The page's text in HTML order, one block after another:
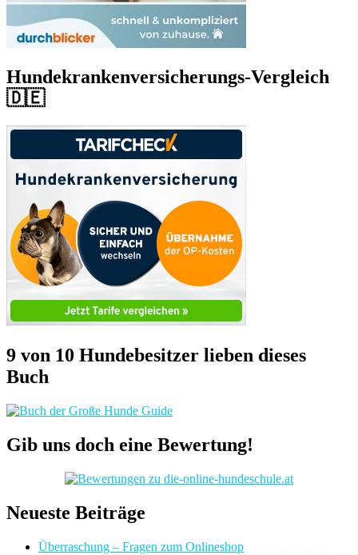
Hundekrankenversicherungs-Vergleich
🇩🇪
9 von 10 Hundebesitzer lieben dieses
Buch
Gib uns doch eine Bewertung!
Neueste Beiträge
Überraschung – Fragen zum Onlineshop